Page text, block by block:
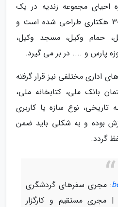
احیای مجموعه زندیه در یک
محوطه با وسعت حدودا 30 هکتاری طراحی شده است و
حمام وکیل، مسجد وکیل،
پارس و .... در بر می گیرد.
اداری مختلفی نیز قرار گرفته
بانک ملی، کتابخانه ملی،
نوع سازه یا کاربری
بوده و به شکلی باید ضمن
گردد.
: مجری سفرهای گردشگری
مستقیم و کارگزار